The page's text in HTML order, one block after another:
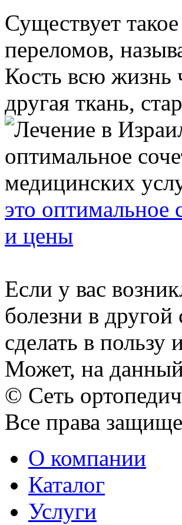
Существует
переломов,
Кость всю жизнь
другая ткань,
это оптимальное
и цены
Если у вас
болезни в
сделать в
Может, на
© Сеть
Все права
О компании
Каталог
Услуги